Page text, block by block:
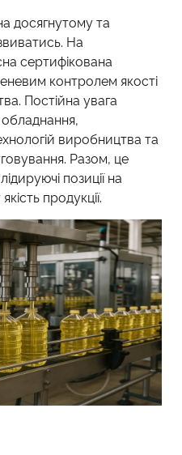
досягнутому та
На
сертифікована
контролем якості
Постійна увага
обладнання,
виробництва та
Разом, це
позиції на
продукції.